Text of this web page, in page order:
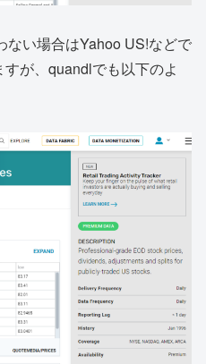
ない場合はYahoo US!などで
が、quandlでも以下のよ